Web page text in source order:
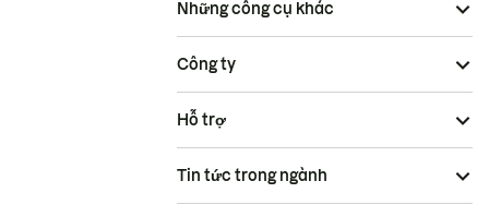
Những công cụ khác
Công ty
Hỗ trợ
Tin tức trong ngành